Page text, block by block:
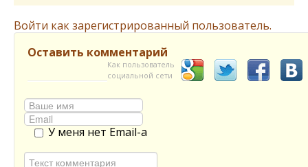
Войти как зарегистрированный пользователь.
Оставить комментарий
Как пользователь
социальной сети
У меня нет Email-а